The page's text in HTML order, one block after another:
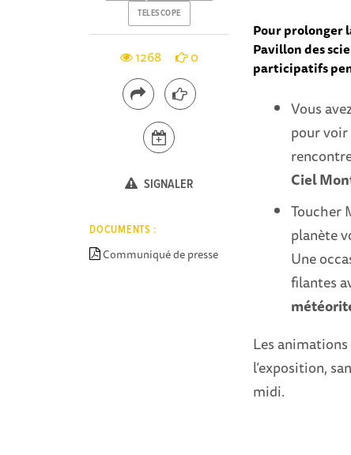
Pour prolonger
Pavillon des
participatifs
Vous
pour voir
Ciel
Toucher
planète
Une
filantes
Les
l’exposition,
midi.
TELESCOPE
1268 0
SIGNALER
DOCUMENTS :
Communiqué de presse